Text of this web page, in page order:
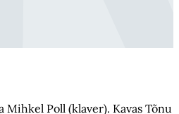
Mihkel Poll (klaver). Kavas Tõnu